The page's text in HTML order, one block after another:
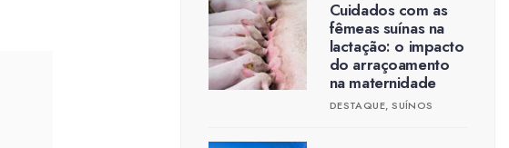
Cuidados com as
fêmeas suínas na
lactação: o impacto
do arraçoamento
na maternidade
DESTAQUE,SUÍNOS